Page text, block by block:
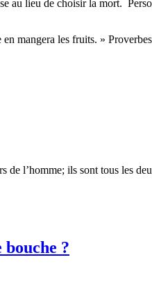
au lieu de choisir la mort.
mangera les fruits. »
de l’homme; ils sont tous les
?